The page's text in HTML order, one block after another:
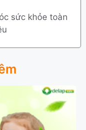
sức khỏe toàn